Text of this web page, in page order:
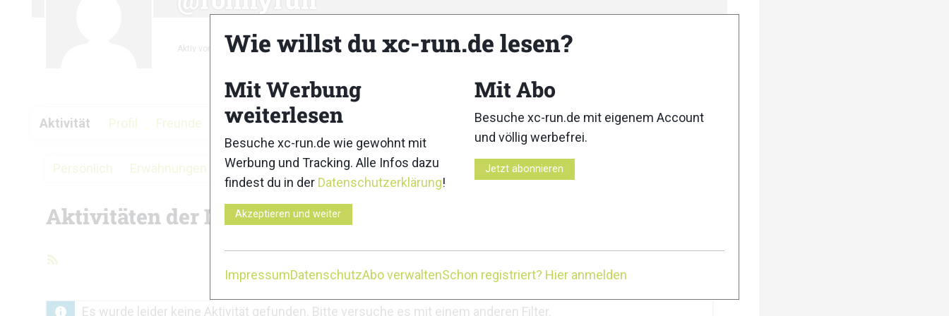
Aktiv vor 3 Monaten
Aktivität Profil Freunde Gruppen Foren Medien
Persönlich Erwähnungen Favoriten Freunde Gruppen
Aktivitäten der Mitglieder
Zeige:
Es wurde leider keine Aktivität gefunden. Bitte versuche es mit einem anderen Filter.
Wie willst du xc-run.de lesen?
Mit Werbung
weiterlesen
Besuche xc-run.de wie gewohnt mit
Werbung und Tracking. Alle Infos dazu
findest du in der Datenschutzerklärung!
Akzeptieren und weiter
Mit Abo
Besuche xc-run.de mit eigenem Account
und völlig werbefrei.
Jetzt abonnieren
ImpressumDatenschutzAbo verwaltenSchon registriert? Hier anmelden